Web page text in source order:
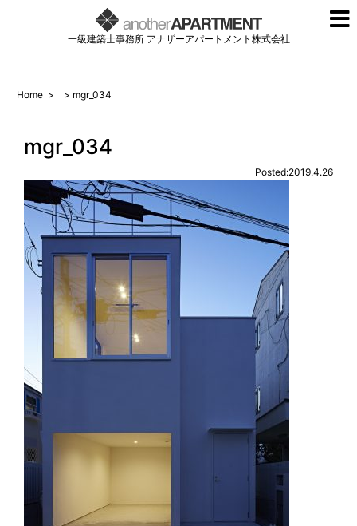
一級建築士事務所 アナザーアパートメント株式会社
Home > > mgr_034
mgr_034
Posted:2019.4.26